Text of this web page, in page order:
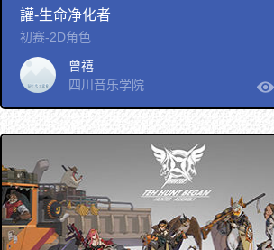
讙-生命净化者
初赛-2D角色
曾禧
四川音乐学院